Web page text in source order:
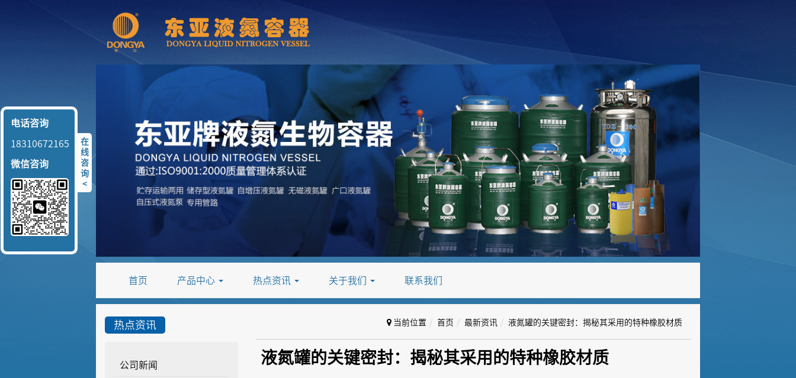
首页 产品中心 热点资讯 关于我们 联系我们
热点资讯
公司新闻
当前位置 首页 最新资讯 液氮罐的关键密封：揭秘其采用的特种橡胶材质
液氮罐的关键密封：揭秘其采用的特种橡胶材质
在
线
咨
询
<
电话咨询
18310672165
微信咨询